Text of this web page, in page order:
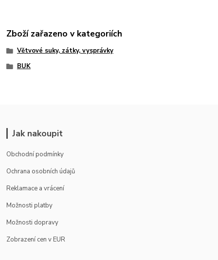
Zboží zařazeno v kategoriích
Větvové suky, zátky, vysprávky
BUK
Jak nakoupit
Obchodní podmínky
Ochrana osobních údajů
Reklamace a vrácení
Možnosti platby
Možnosti dopravy
Zobrazení cen v EUR